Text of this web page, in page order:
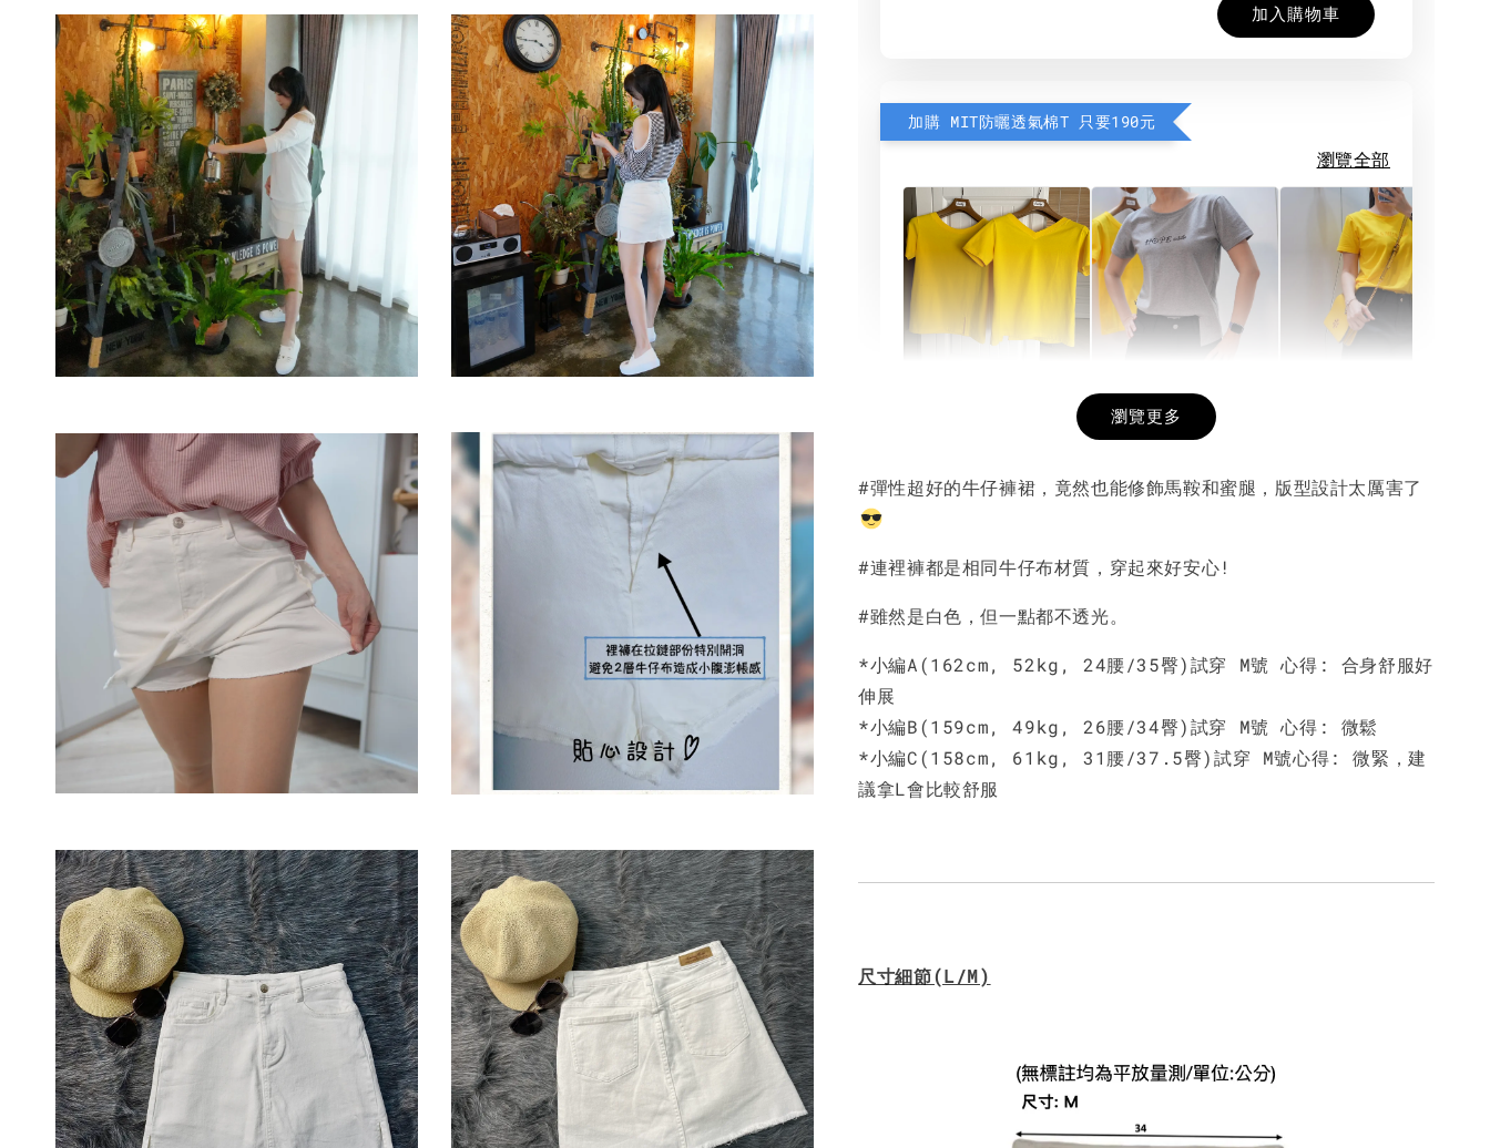
加入購物車
加購 MIT防曬透氣棉T 只要190元
瀏覽全部
NT$ 190
- +
希望相隨雙面T
NT$ 190
- +NT$ 190
-
瀏覽更多
#彈性超好的牛仔褲裙，竟然也能修飾馬鞍和蜜腿，版型設計太厲害了
#連裡褲都是相同牛仔布材質，穿起來好安心!
#雖然是白色，但一點都不透光。
*小編A(162cm, 52kg, 24腰/35臀)試穿 M號 心得: 合身舒服好
伸展
*小編B(159cm, 49kg, 26腰/34臀)試穿 M號 心得: 微鬆
*小編C(158cm, 61kg, 31腰/37.5臀)試穿 M號心得: 微緊，建
議拿L會比較舒服
尺寸細節(L/M)